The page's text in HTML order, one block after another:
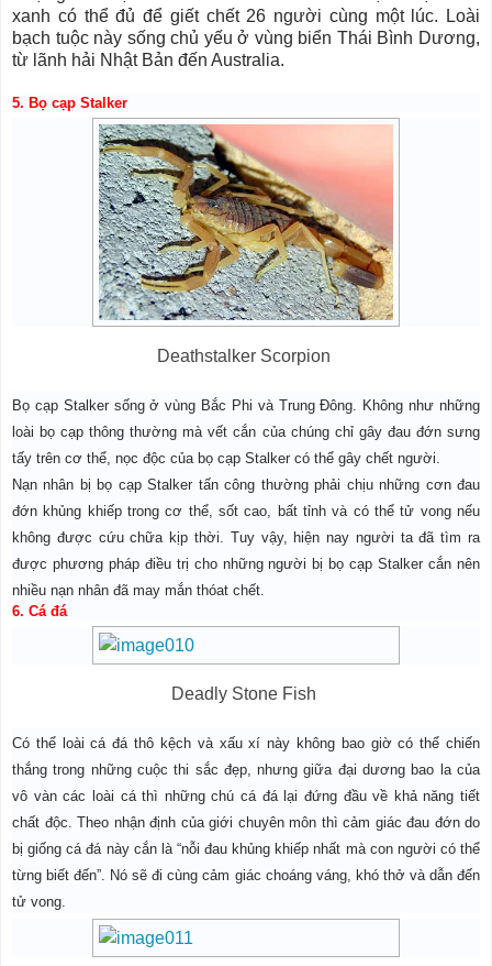
xanh có thể đủ để giết chết 26 người cùng một lúc. Loài
bạch tuộc này sống chủ yếu ở vùng biển Thái Bình Dương,
từ lãnh hải Nhật Bản đến Australia.
5. Bọ cạp Stalker
Deathstalker Scorpion
Bọ cạp Stalker sống ở vùng Bắc Phi và Trung Đông. Không như những
loài bọ cạp thông thường mà vết cắn của chúng chỉ gây đau đớn sưng
tấy trên cơ thể, nọc độc của bọ cạp Stalker có thể gây chết người.
Nạn nhân bị bọ cạp Stalker tấn công thường phải chịu những cơn đau
đớn khủng khiếp trong cơ thể, sốt cao, bất tỉnh và có thể tử vong nếu
không được cứu chữa kịp thời. Tuy vậy, hiện nay người ta đã tìm ra
được phương pháp điều trị cho những người bị bọ cạp Stalker cắn nên
nhiều nạn nhân đã may mắn thóat chết.
6. Cá đá
Deadly Stone Fish
Có thể loài cá đá thô kệch và xấu xí này không bao giờ có thể chiến
thắng trong những cuộc thi sắc đẹp, nhưng giữa đại dương bao la của
vô vàn các loài cá thì những chú cá đá lại đứng đầu về khả năng tiết
chất độc. Theo nhận định của giới chuyên môn thì cảm giác đau đớn do
bị giống cá đá này cắn là “nỗi đau khủng khiếp nhất mà con người có thể
từng biết đến”. Nó sẽ đi cùng cảm giác choáng váng, khó thở và dẫn đến
tử vong.